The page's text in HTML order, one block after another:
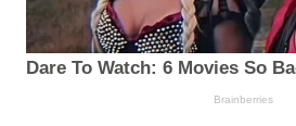
Dare To Watch: 6 Movies So
Brainberries